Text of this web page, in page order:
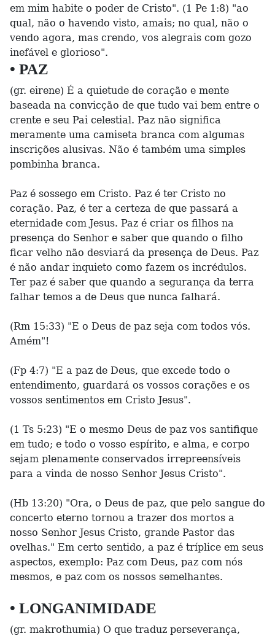
em mim habite o poder de Cristo". (1 Pe 1:8) "ao
qual, não o havendo visto, amais; no qual, não o
vendo agora, mas crendo, vos alegrais com gozo
inefável e glorioso".
• PAZ
(gr. eirene) É a quietude de coração e mente
baseada na convicção de que tudo vai bem entre o
crente e seu Pai celestial. Paz não significa
meramente uma camiseta branca com algumas
inscrições alusivas. Não é também uma simples
pombinha branca.
Paz é sossego em Cristo. Paz é ter Cristo no
coração. Paz, é ter a certeza de que passará a
eternidade com Jesus. Paz é criar os filhos na
presença do Senhor e saber que quando o filho
ficar velho não desviará da presença de Deus. Paz
é não andar inquieto como fazem os incrédulos.
Ter paz é saber que quando a segurança da terra
falhar temos a de Deus que nunca falhará.
(Rm 15:33) "E o Deus de paz seja com todos vós.
Amém"!
(Fp 4:7) "E a paz de Deus, que excede todo o
entendimento, guardará os vossos corações e os
vossos sentimentos em Cristo Jesus".
(1 Ts 5:23) "E o mesmo Deus de paz vos santifique
em tudo; e todo o vosso espírito, e alma, e corpo
sejam plenamente conservados irrepreensíveis
para a vinda de nosso Senhor Jesus Cristo".
(Hb 13:20) "Ora, o Deus de paz, que pelo sangue do
concerto eterno tornou a trazer dos mortos a
nosso Senhor Jesus Cristo, grande Pastor das
ovelhas." Em certo sentido, a paz é tríplice em seus
aspectos, exemplo: Paz com Deus, paz com nós
mesmos, e paz com os nossos semelhantes.
• LONGANIMIDADE
(gr. makrothumia) O que traduz perseverança,